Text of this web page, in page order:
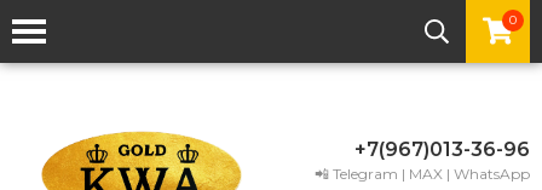
0
+7(967)013-36-96
📲 Telegram | MAX | WhatsApp